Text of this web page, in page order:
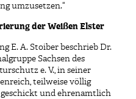
umzusetzen.“
der Weißen Elster
E. A. Stoiber beschrieb Dr.
Sachsen des
e. V., in seiner
teilweise völlig
und ehrenamtlich